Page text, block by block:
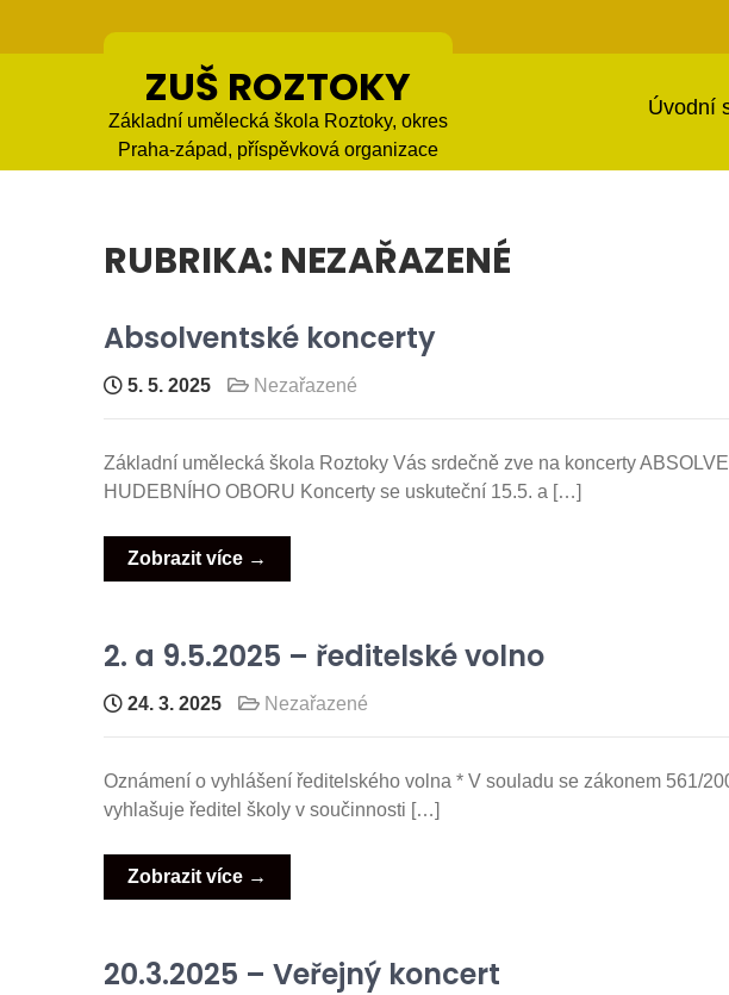
ZUŠ ROZTOKY
Základní umělecká škola Roztoky, okres
Praha-západ, příspěvková organizace
Úvodní
RUBRIKA: NEZAŘAZENÉ
Absolventské koncerty
5. 5. 2025 Nezařazené
Základní umělecká škola Roztoky Vás srdečně zve na koncerty
HUDEBNÍHO OBORU Koncerty se uskuteční 15.5. a […]
Zobrazit více →
2. a 9.5.2025 – ředitelské volno
24. 3. 2025 Nezařazené
Oznámení o vyhlášení ředitelského volna * V souladu se zákonem 561/
vyhlašuje ředitel školy v součinnosti […]
Zobrazit více →
20.3.2025 – Veřejný koncert